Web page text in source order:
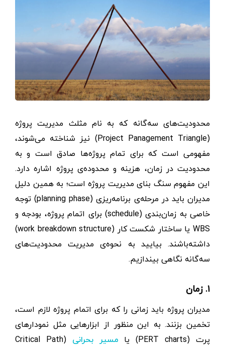
محدودیت‌های سه‌گانه که به نام مثلث مدیریت پروژه
(Project Panagement Triangle) نیز شناخته می‌شوند،
مفهومی است که برای تمام پروژه‌ها صادق است و به
محدودیت در زمان، هزینه و محدوده‌ی پروژه اشاره دارد.
این مفهوم سنگ بنای مدیریت پروژه است؛ به همین دلیل
مدیران باید در مرحله‌ی برنامه‌ریزی (planning phase) توجه
خاصی به زمان‌بندی (schedule) برای اتمام پروژه، بودجه و
WBS یا ساختار شکست کار (work breakdown structure)
داشته‌باشند. بیایید به نحوه‌ی مدیریت محدودیت‌های
سه‌گانه نگاهی بیندازیم.
۱. زمان
مدیران پروژه باید زمانی را که برای اتمام پروژه لازم است،
تخمین بزنند. به این منظور از ابزارهایی مثل نمودارهای
پرت (PERT charts) یا
مسیر بحرانی
(Critical Path